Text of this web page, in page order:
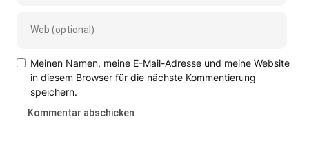
Meinen Namen, meine E-Mail-Adresse und meine Website
in diesem Browser für die nächste Kommentierung
speichern.